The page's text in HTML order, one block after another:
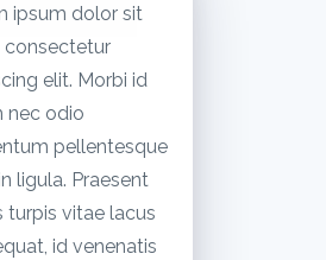
ipsum dolor sit
consectetur
elit. Morbi id
nec odio
pellentesque
ligula. Praesent
turpis vitae lacus
id venenatis